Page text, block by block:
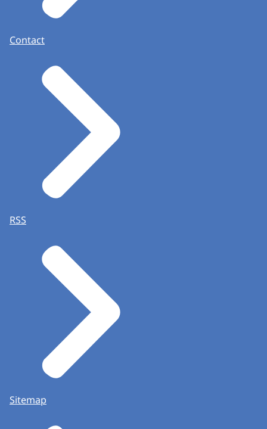
Contact
RSS
Sitemap